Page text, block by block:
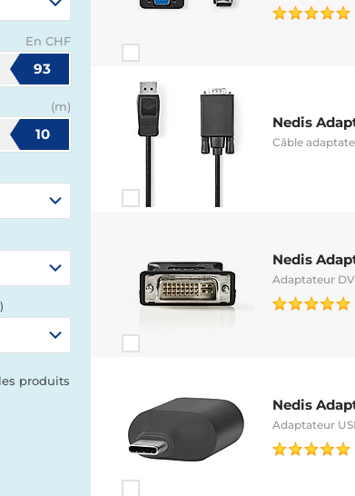
En CHF
93
(m)
10
produits
Nedis
Câble
Nedis
Adaptateur
Nedis
Adaptateur